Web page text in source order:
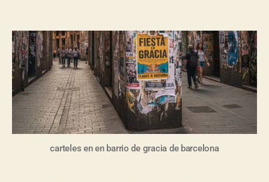
carteles en en barrio de gracia de barcelona